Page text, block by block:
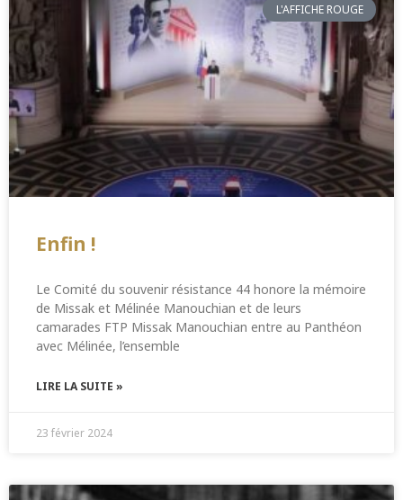
L'AFFICHE ROUGE
Enfin !
Le Comité du souvenir résistance 44 honore la mémoire
de Missak et Mélinée Manouchian et de leurs
camarades FTP Missak Manouchian entre au Panthéon
avec Mélinée, l’ensemble
LIRE LA SUITE »
23 février 2024